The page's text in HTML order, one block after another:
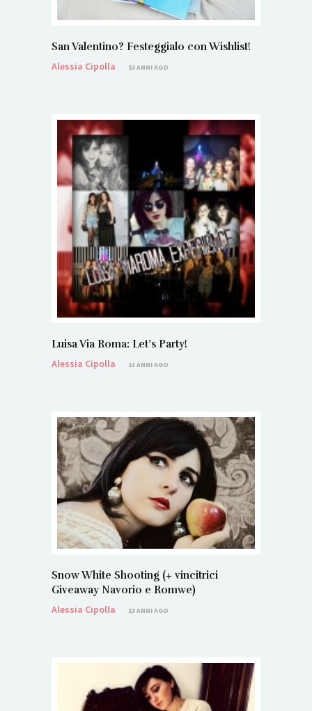
San Valentino? Festeggialo con Wishlist!
Alessia Cipolla
13 ANNI AGO
Luisa Via Roma: Let’s Party!
Alessia Cipolla
13 ANNI AGO
Snow White Shooting (+ vincitrici
Giveaway Navorio e Romwe)
Alessia Cipolla
13 ANNI AGO